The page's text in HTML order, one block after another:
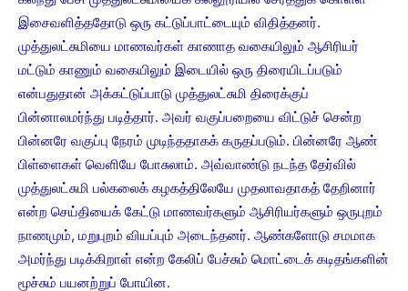
இசைவளித்ததோடு ஒரு கட்டுப்பாட்டையும் விதித்தனர்.
முத்துலட்சுமியை மாணவர்கள் காணாத வகையிலும் ஆசிரியர்
மட்டும் காணும் வகையிலும் இடையில் ஒரு திரையிடப்படும்
என்பதுதான் அக்கட்டுப்பாடு முத்துலட்சுமி திரைக்குப்
பின்னாலமர்ந்து படித்தார். அவர் வகுப்பறையை விட்டுச் சென்ற
பின்னரே வகுப்பு நேரம் முடிந்ததாகக் கருதப்படும். பின்னரே ஆண்
பிள்ளைகள் வெளியே போசுலாம். அவ்வாண்டு நடந்த தேர்வில்
முத்துலட்சுமி பல்கலைக் கழகத்திலேயே முதலாவதாகத் தேறினார்
என்ற செய்தியைக் கேட்டு மாணவர்களும் ஆசிரியர்களும் ஒருபுறம்
நாணமும், மறுபுறம் வியப்பும் அடைந்தனர். ஆண்களோடு சமமாக
அமர்ந்து படிக்கிறாள் என்ற கேலிப் பேச்சும் மொட்டைக் கடிதங்களின்
மூச்சும் பயனற்றுப் போயின.